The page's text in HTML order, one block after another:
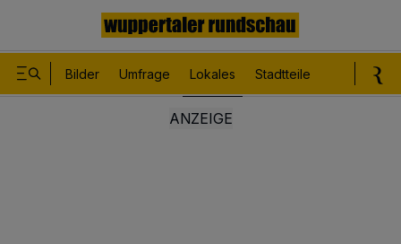
Bilder Umfrage Lokales Stadtteile